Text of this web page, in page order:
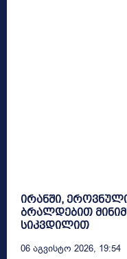
ირანში,
ბრალდებით
სიკვდილით
06 Აგვისტო 2026, 19:54